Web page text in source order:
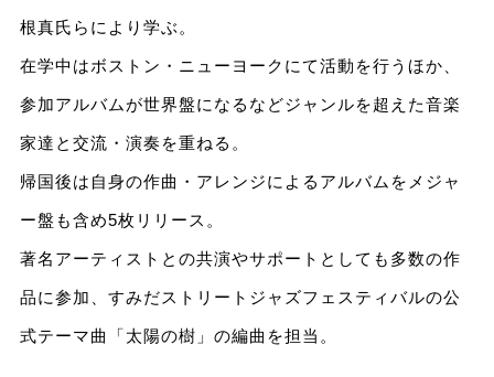
根真氏らにより学ぶ。
在学中はボストン・ニューヨークにて活動を行うほか、
参加アルバムが世界盤になるなどジャンルを超えた音楽
家達と交流・演奏を重ねる。
帰国後は自身の作曲・アレンジによるアルバムをメジャ
ー盤も含め5枚リリース。
著名アーティストとの共演やサポートとしても多数の作
品に参加、すみだストリートジャズフェスティバルの公
式テーマ曲「太陽の樹」の編曲を担当。